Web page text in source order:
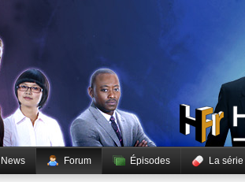
News Forum Épisodes La série